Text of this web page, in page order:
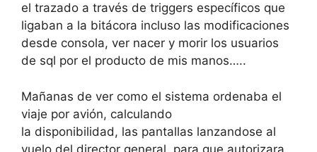
el trazado a través de triggers específicos que
ligaban a la bitácora incluso las modificaciones
desde consola, ver nacer y morir los usuarios
de sql por el producto de mis manos…..
Mañanas de ver como el sistema ordenaba el
viaje por avión, calculando
la disponibilidad, las pantallas lanzandose al
vuelo del director general, para que autorizara